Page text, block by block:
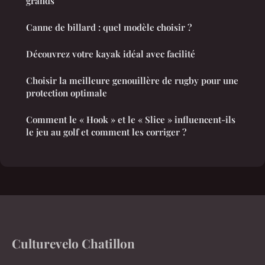
Canne de billard : quel modèle choisir ?
Découvrez votre kayak idéal avec facilité
Choisir la meilleure genouillère de rugby pour une
protection optimale
Comment le « Hook » et le « Slice » influencent-ils
le jeu au golf et comment les corriger ?
Culturevelo Chatillon